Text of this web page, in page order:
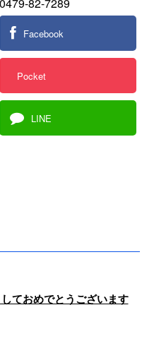
82-7289
Facebook
Pocket
LINE
ておめでとうございます